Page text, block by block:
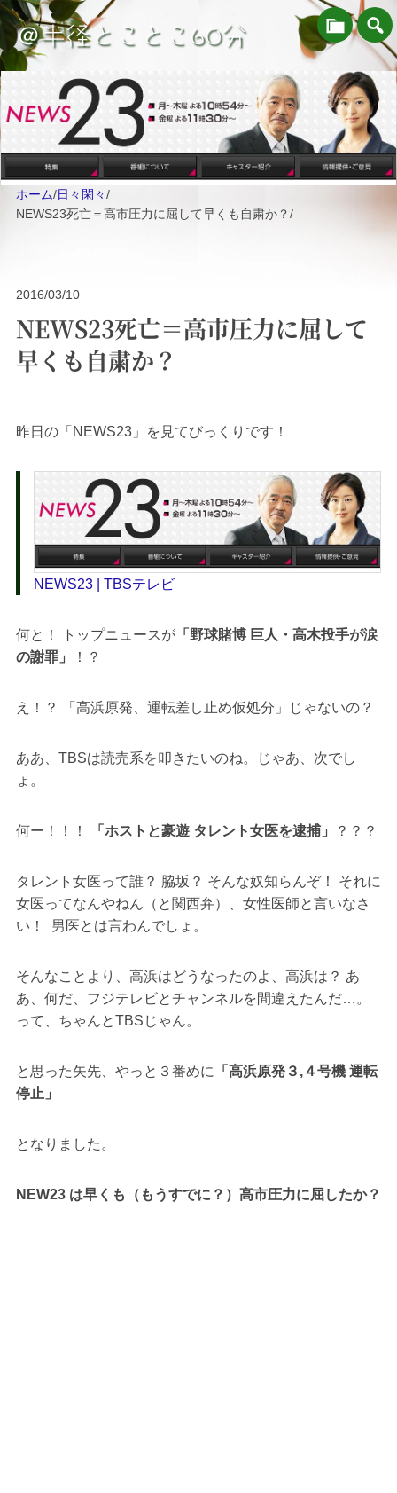
＠半径とことこ60分
ホーム/日々閑々/
NEWS23死亡＝高市圧力に屈して早くも自粛か？/
2016/03/10
NEWS23死亡＝高市圧力に屈して
早くも自粛か？
昨日の「NEWS23」を見てびっくりです！
NEWS23 | TBSテレビ
何と！ トップニュースが「野球賭博 巨人・高木投手が涙
の謝罪」
！？
え！？ 「高浜原発、運転差し止め仮処分」じゃないの？
ああ、TBSは読売系を叩きたいのね。じゃあ、次でし
ょ。
何ー！！！ 「ホストと豪遊 タレント女医を逮捕」 ？？？
タレント女医って誰？ 脇坂？ そんな奴知らんぞ！ それに
女医ってなんやねん（と関西弁）、女性医師と言いなさ
い！ 男医とは言わんでしょ。
そんなことより、高浜はどうなったのよ、高浜は？ あ
あ、何だ、フジテレビとチャンネルを間違えたんだ…。
って、ちゃんとTBSじゃん。
と思った矢先、やっと３番めに
「高浜原発３,４号機 運転
停止」
となりました。
NEW23 は早くも（もうすでに？）高市圧力に屈したか？